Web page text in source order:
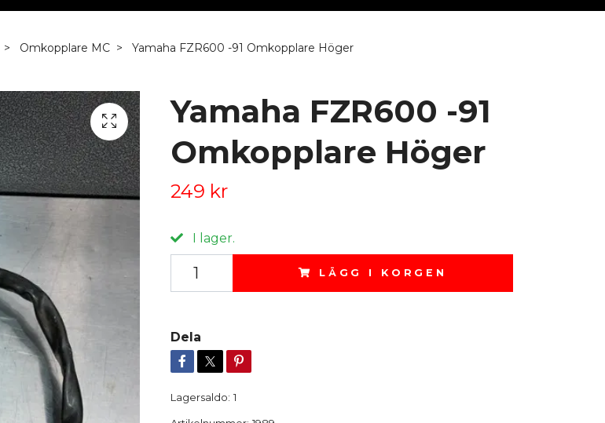
Omkopplare MC Yamaha FZR600 -91 Omkopplare Höger
Yamaha FZR600 -91
Omkopplare Höger
249 kr
I lager.
LÄGG I KORGEN
Dela
Lagersaldo: 1